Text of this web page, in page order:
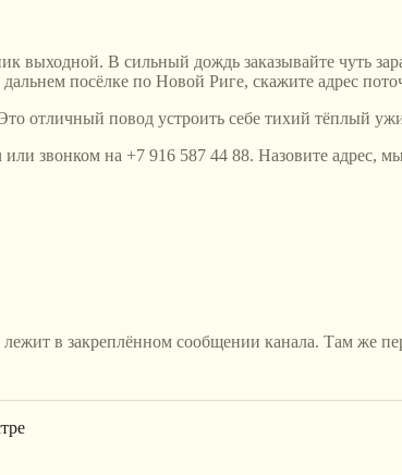
выходной. В сильный дождь заказывайте чуть
посёлке по Новой Риге, скажите адрес
отличный повод устроить себе тихий тёплый
или звонком на +7 916 587 44 88. Назовите
в закреплённом сообщении канала. Там же